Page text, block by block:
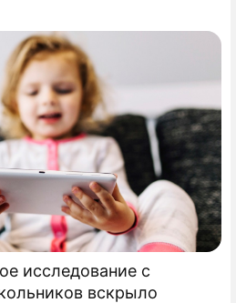
исследование с
вскрыло